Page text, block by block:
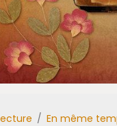
En même